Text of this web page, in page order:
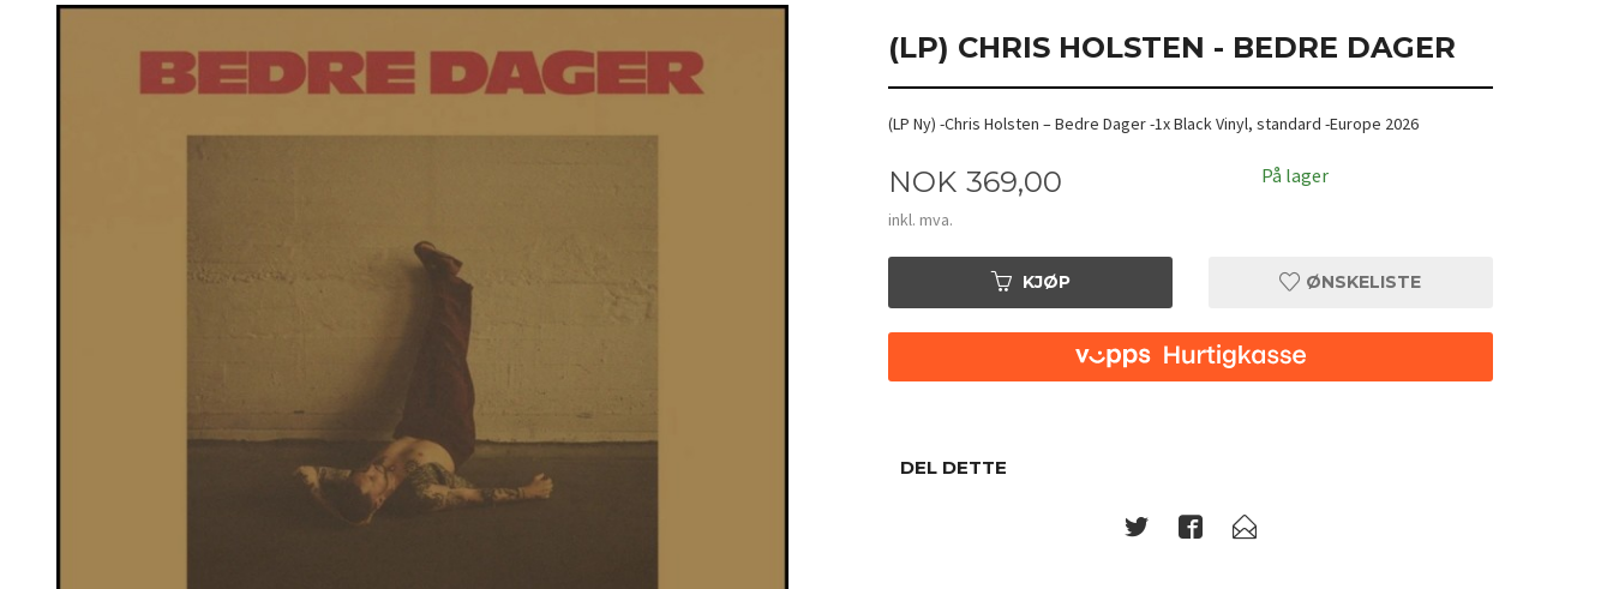
(LP) CHRIS HOLSTEN - BEDRE DAGER
(LP Ny) -Chris Holsten – Bedre Dager -1x Black Vinyl, standard -Europe 2026
Pris
NOK 369,00
inkl. mva.
På lager
KJØP ØNSKELISTE
DEL DETTE